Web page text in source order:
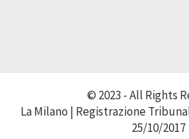
© 2023 - All Rights
La Milano | Registrazione
25/10/2017